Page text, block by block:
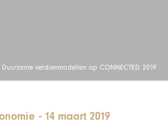
Duurzame verdienmodellen op CONNECTED 2019
- 14 maart 2019